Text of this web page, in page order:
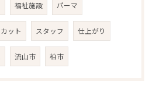
福祉施設 パーマ
ット スタッフ 仕上がり
流山市 柏市